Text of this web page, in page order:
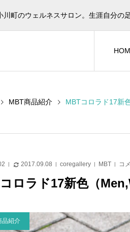
川町のウェルネスサロン。生涯自分の
MBT商品紹介 MBTコロラド17新
2017.09.08 coregallery MBT コ
ロラド17新色（
品紹介